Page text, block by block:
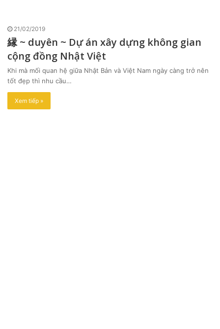
21/02/2019
縁 ~ duyên ~ Dự án xây dựng không gian
cộng đồng Nhật Việt
Khi mà mối quan hệ giữa Nhật Bản và Việt Nam ngày càng trở nên
tốt đẹp thì nhu cầu…
Xem tiếp »